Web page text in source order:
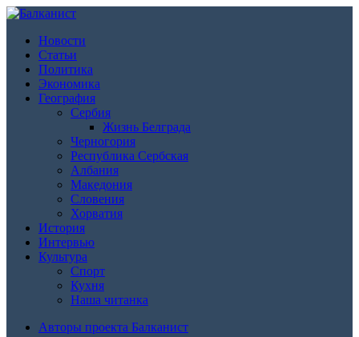
Новости
Статьи
Политика
Экономика
География
Сербия
Жизнь Белграда
Черногория
Республика Сербская
Албания
Македония
Словения
Хорватия
История
Интервью
Культура
Спорт
Кухня
Наша читанка
Авторы проекта Балканист